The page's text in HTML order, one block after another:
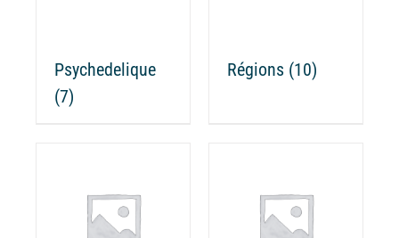
Psychedelique
(7)
Régions (10)